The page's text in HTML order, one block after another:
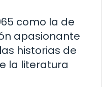
como la de
apasionante
historias de
la literatura